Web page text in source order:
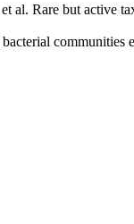
al. Rare but active